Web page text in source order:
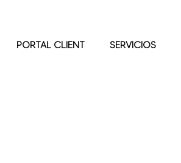
PORTAL CLIENT SERVICIOS